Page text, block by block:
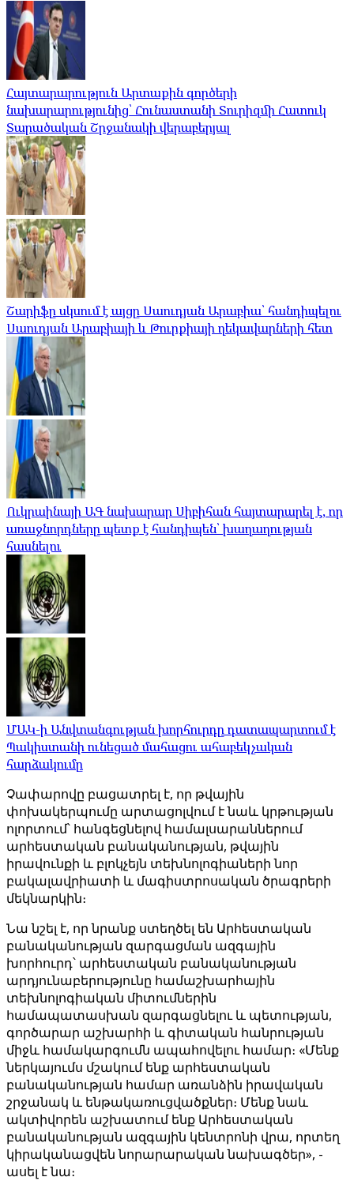
Հայտարարություն Արտաքին գործերի
նախարարությունից՝ Հունաստանի Տուրիզմի Հատուկ
Տարածական Շրջանակի վերաբերյալ
Շարիֆը սկսում է այցը Սաուդյան Արաբիա՝ հանդիպելու
Սաուդյան Արաբիայի և Թուրքիայի ղեկավարների հետ
Ուկրաինայի ԱԳ նախարար Սիբիհան հայտարարել է, որ
առաջնորդները պետք է հանդիպեն՝ խաղաղության
հասնելու
ՄԱԿ-ի Անվտանգության խորհուրդը դատապարտում է
Պակիստանի ունեցած մահացու ահաբեկչական
հարձակումը
Չափարովը բացատրել է, որ թվային
փոխակերպումը արտացոլվում է նաև կրթության
ոլորտում՝ հանգեցնելով համալսարաններում
արհեստական ​​բանականության, թվային
իրավունքի և բլոկչեյն տեխնոլոգիաների նոր
բակալավրիատի և մագիստրոսական ծրագրերի
մեկնարկին։
Նա նշել է, որ նրանք ստեղծել են Արհեստական ​​
բանականության զարգացման ազգային
խորհուրդ՝ արհեստական ​​բանականության
արդյունաբերությունը համաշխարհային
տեխնոլոգիական միտումներին
համապատասխան զարգացնելու և պետության,
գործարար աշխարհի և գիտական ​​հանրության
միջև համակարգումն ապահովելու համար։ «Մենք
ներկայումս մշակում ենք արհեստական ​​
բանականության համար առանձին իրավական
շրջանակ և ենթակառուցվածքներ։ Մենք նաև
ակտիվորեն աշխատում ենք Արհեստական ​​
բանականության ազգային կենտրոնի վրա, որտեղ
կիրականացվեն նորարարական նախագծեր», -
ասել է նա։